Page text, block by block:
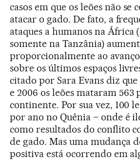
casos em que os leões não se
atacar o gado. De fato, a
ataques a humanos na África
somente na Tanzânia)
proporcionalmente ao
sobre os últimos espaços
citado por Sara Evans diz que
e 2006 os leões mataram 563
continente. Por sua vez, 100
por ano no Quênia – onde é
como resultados do conflito
de gado. Mas uma mudança
positiva está ocorrendo em